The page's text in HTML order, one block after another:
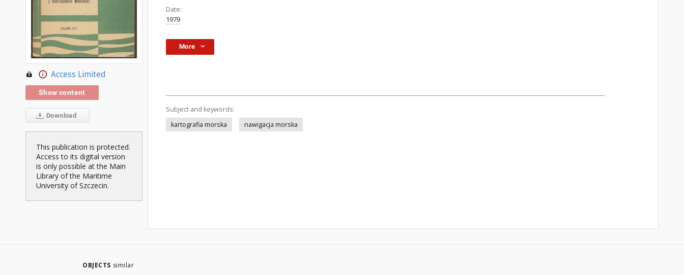
Access Limited
Show content
Download
This publication is protected.
Access to its digital version
is only possible at the Main
Library of the Maritime
University of Szczecin.
Date:
1979
More
Subject and keywords:
kartografia morska
nawigacja morska
OBJECTS similar